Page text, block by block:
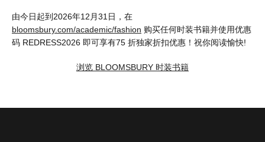
由今日起到2026年12月31日，在
bloomsbury.com/academic/fashion 购买任何时装书籍并使用优惠
码 REDRESS2026 即可享有75 折独家折扣优惠！祝你阅读愉快!
浏览 BLOOMSBURY 时装书籍